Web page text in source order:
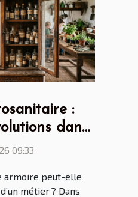
:
dans
09:33
armoire peut-elle
métier ? Dans